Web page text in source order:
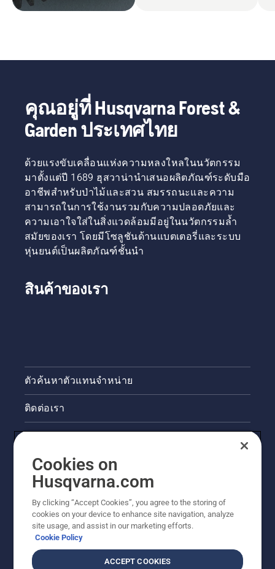
คุณอยู่ที่ Husqvarna Forest &
Garden ประเทศไทย
ด้วยแรงขับเคลื่อนแห่งความหลงใหลในนวัตกรรม
มาตั้งแต่ปี 1689 ฮุสวาน่านำเสนอผลิตภัณฑ์ระดับมือ
อาชีพสำหรับป่าไม้และสวน สมรรถนะและความ
สามารถในการใช้งานรวมกับความปลอดภัยและ
ความเอาใจใส่ในสิ่งแวดล้อมมีอยู่ในนวัตกรรมล้ำ
สมัยของเรา โดยมีโซลูชันด้านแบตเตอรี่และระบบ
หุ่นยนต์เป็นผลิตภัณฑ์ชั้นนำ
สินค้าของเรา
ตัวค้นหาตัวแทนจำหน่าย
ติดต่อเรา
ข้อมูลผลิตภัณฑ์ทางกฎหมาย
Cookies on
Husqvarna.com
By clicking “Accept Cookies”, you agree to the storing of
cookies on your device to enhance site navigation, analyze
site usage, and assist in our marketing efforts.
Cookie Policy
ACCEPT COOKIES